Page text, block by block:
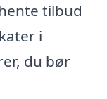
tilbud
i
du bør